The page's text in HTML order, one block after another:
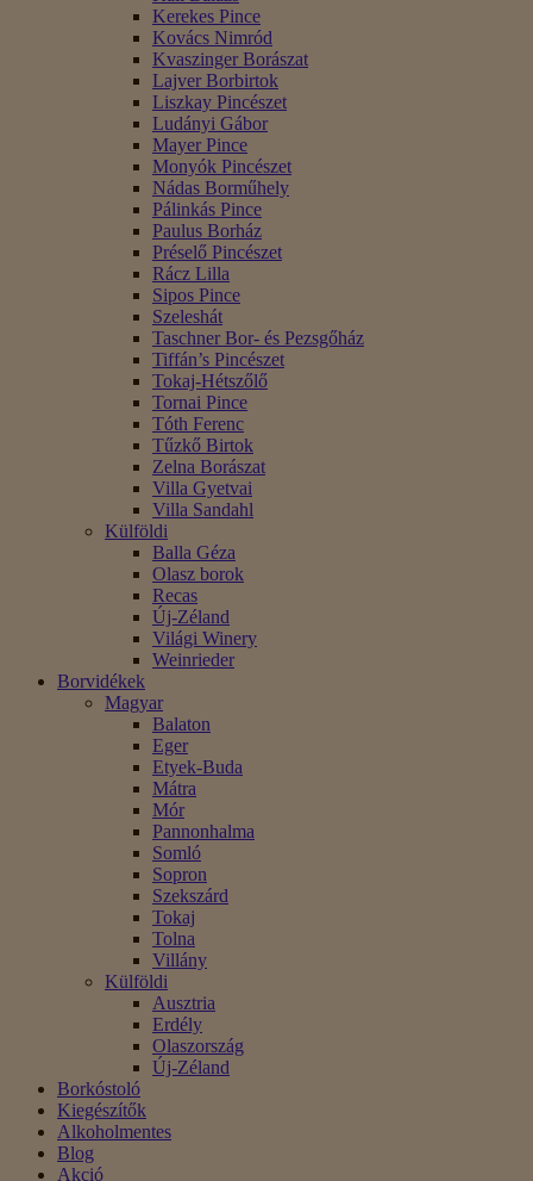
Kerekes Pince
Kovács Nimród
Kvaszinger Borászat
Lajver Borbirtok
Liszkay Pincészet
Ludányi Gábor
Mayer Pince
Monyók Pincészet
Nádas Borműhely
Pálinkás Pince
Paulus Borház
Préselő Pincészet
Rácz Lilla
Sipos Pince
Szeleshát
Taschner Bor- és Pezsgőház
Tiffán’s Pincészet
Tokaj-Hétszőlő
Tornai Pince
Tóth Ferenc
Tűzkő Birtok
Zelna Borászat
Villa Gyetvai
Villa Sandahl
Külföldi
Balla Géza
Olasz borok
Recas
Új-Zéland
Világi Winery
Weinrieder
Borvidékek
Magyar
Balaton
Eger
Etyek-Buda
Mátra
Mór
Pannonhalma
Somló
Sopron
Szekszárd
Tokaj
Tolna
Villány
Külföldi
Ausztria
Erdély
Olaszország
Új-Zéland
Borkóstoló
Kiegészítők
Alkoholmentes
Blog
Akció